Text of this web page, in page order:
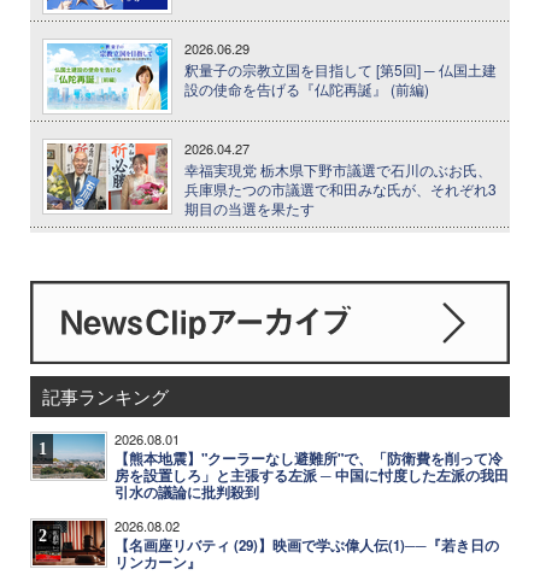
2026.06.29
釈量子の宗教立国を目指して [第5回] ─ 仏国土建
設の使命を告げる『仏陀再誕』 (前編)
2026.04.27
幸福実現党 栃木県下野市議選で石川のぶお氏、
兵庫県たつの市議選で和田みな氏が、それぞれ3
期目の当選を果たす
記事ランキング
1 2026.08.01
【熊本地震】"クーラーなし避難所"で、「防衛費を削って冷
房を設置しろ」と主張する左派 ─ 中国に忖度した左派の我田
引水の議論に批判殺到
2 2026.08.02
【名画座リバティ (29)】映画で学ぶ偉人伝(1)──『若き日の
リンカーン』